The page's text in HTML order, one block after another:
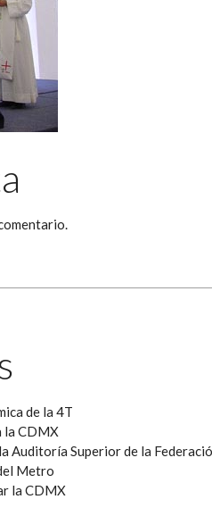
de la 4T
la CDMX
Auditoría Superior de la
Metro
la CDMX